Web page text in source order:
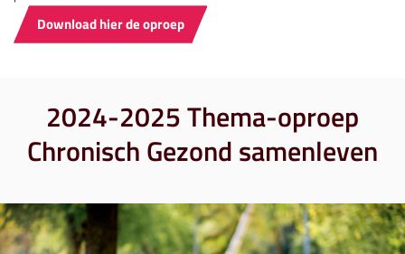
Download hier de oproep
2024-2025 Thema-oproep
Chronisch Gezond samenleven